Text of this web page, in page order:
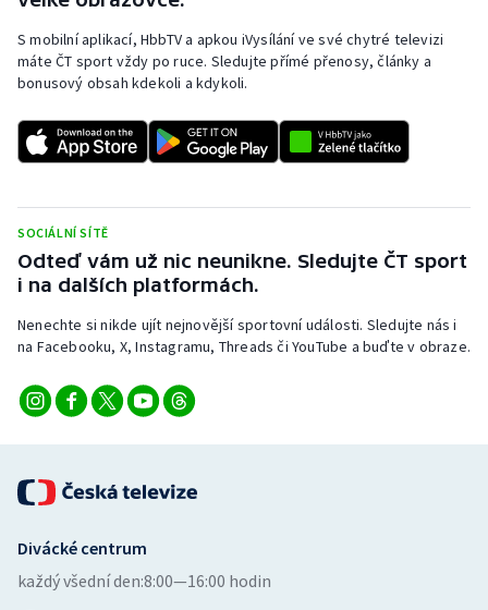
Stolní tenis
Triatlon
Veslování
Volejbal
S mobilní aplikací, HbbTV a apkou iVysílání ve své chytré televizi
máte ČT sport vždy po ruce. Sledujte přímé přenosy, články a
bonusový obsah kdekoli a kdykoli.
SOCIÁLNÍ SÍTĚ
Odteď vám už nic neunikne. Sledujte ČT sport
i na dalších platformách.
Nenechte si nikde ujít nejnovější sportovní události. Sledujte nás i
na Facebooku, X, Instagramu, Threads či YouTube a buďte v obraze.
Divácké centrum
každý všední den:8:00—16:00 hodin